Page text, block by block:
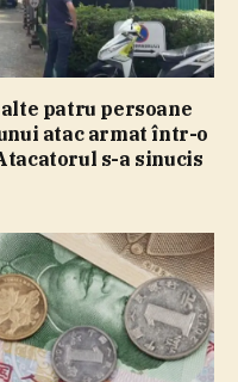
patru persoane
atac armat într-o
s-a sinucis